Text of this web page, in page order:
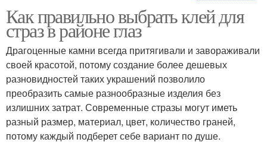
Средства с эффектом
Средства для
демакияжа
Средство для снятия Средство для хранения
Косметическое
Как правильно выбрать клей для
страз в районе глаз
Драгоценные камни всегда притягивали и завораживали
своей красотой, потому создание более дешевых
разновидностей таких украшений позволило
преобразить самые разнообразные изделия без
излишних затрат. Современные стразы могут иметь
разный размер, материал, цвет, количество граней,
потому каждый подберет себе вариант по душе.